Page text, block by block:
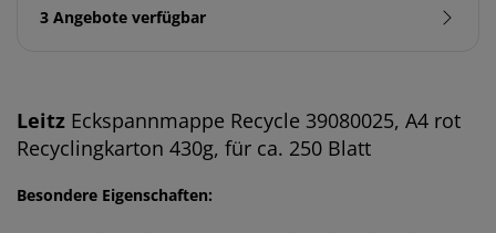
3 Angebote verfügbar
Leitz Eckspannmappe Recycle 39080025, A4 rot
Recyclingkarton 430g, für ca. 250 Blatt
Besondere Eigenschaften: